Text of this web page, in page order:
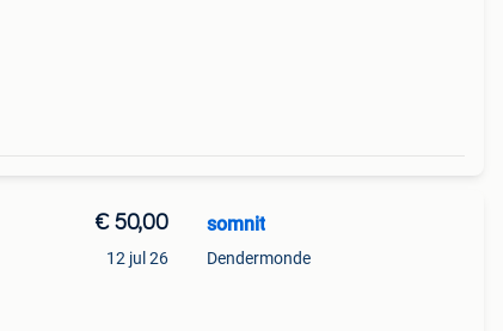
€ 50,00
12 jul 26
somnit
Dendermonde